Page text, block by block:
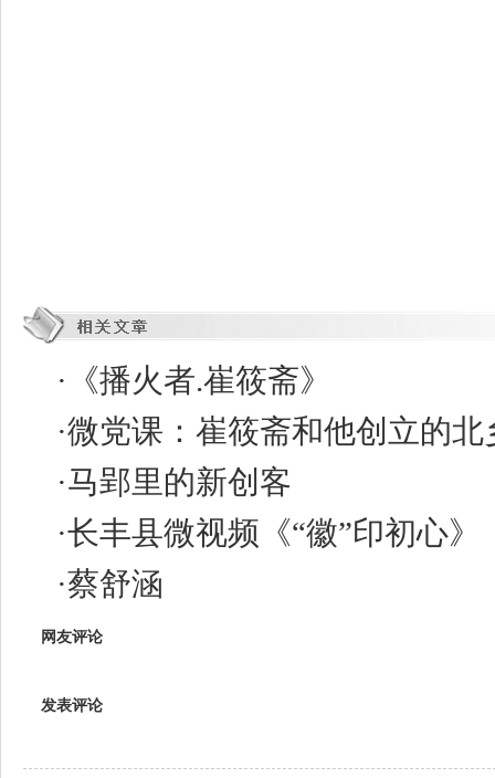
· 《播火者.崔筱斋》
·微党课：崔筱斋和他创立的北
·马郢里的新创客
·长丰县微视频《“徽”印初心》
·蔡舒涵
网友评论
发表评论